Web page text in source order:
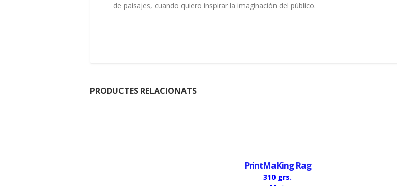
de paisajes, cuando quiero inspirar la imaginación del público.
PRODUCTES RELACIONATS
PrintMaKing Rag
310 grs.